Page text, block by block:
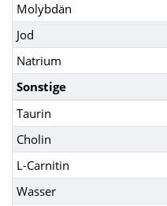
Molybdän
Jod
Natrium
Sonstige
Taurin
Cholin
L-Carnitin
Wasser